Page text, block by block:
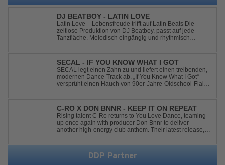
DJ BEATBOY - LATIN LOVE
Latin Love – Lebensfreude trifft auf Latin Beats Die
zeitlose Produktion von DJ Beatboy, passt auf jede
Tanzfläche. Melodisch eingängig und rhythmisch
Hannover, freut sich über Feedback....
SECAL - IF YOU KNOW WHAT I GOT
SECAL legt einen Zahn zu und liefert einen treibenden,
modernen Dance-Track ab. „If You Know What I Got“
versprüht einen Hauch von 90er-Jahre-Oldschool-Flair,
Club- und Festival-Sets.
C-RO X DON BNNR - KEEP IT ON REPEAT
Rising talent C-Ro returns to You Love Dance, teaming
up once again with producer Don Bnnr to deliver
another high-energy club anthem. Their latest release,
a driving blend of Techno and House, creating the
perfect soundtrack for peak-tim...
DDP Partner